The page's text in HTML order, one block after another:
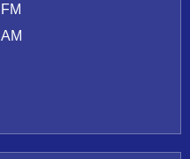
FM
AM